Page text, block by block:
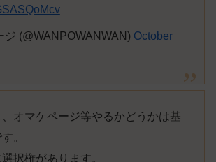
(@WANPOWANWAN) October
オマケページ等やるかどうかは基
。
択権があります。